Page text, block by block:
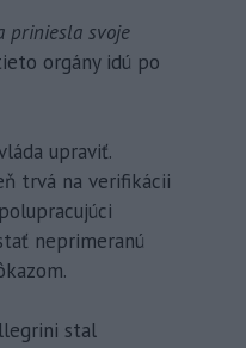
priniesla svoje
orgány idú po
upraviť.
trvá na verifikácii
neprimeranú
stal